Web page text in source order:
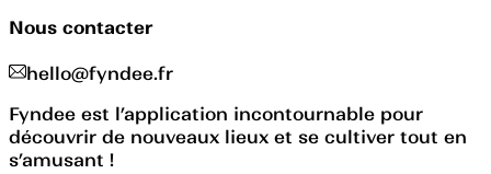
Nous contacter
hello@fyndee.fr
Fyndee est l’application incontournable pour
découvrir de nouveaux lieux et se cultiver tout en
s’amusant !